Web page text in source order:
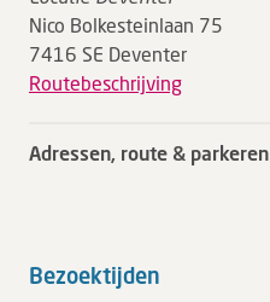
Nico Bolkesteinlaan 75
7416 SE Deventer
Routebeschrijving
Adressen, route & parkeren
Bezoektijden